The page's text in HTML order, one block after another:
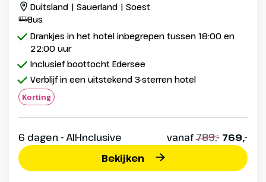
Duitsland | Sauerland | Soest
Bus
Drankjes in het hotel inbegrepen tussen 18:00 en
22:00 uur
Inclusief boottocht Edersee
Verblijf in een uitstekend 3-sterren hotel
Korting
6 dagen - All-Inclusive vanaf789,- 769,-
Bekijken